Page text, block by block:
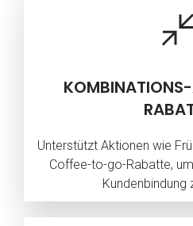
Unterstützt Aktionen wie
Coffee-to-go-Rabatte,
Kundenbindung